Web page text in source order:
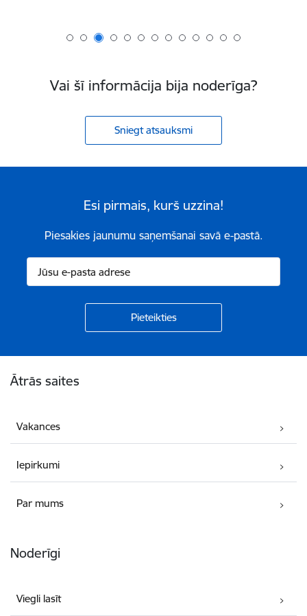
Vai šī informācija bija noderīga?
Sniegt atsauksmi
Esi pirmais, kurš uzzina!
Piesakies jaunumu saņemšanai savā e-pastā.
Ātrās saites
Vakances
Iepirkumi
Par mums
Noderīgi
Viegli lasīt